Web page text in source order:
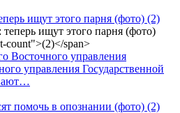
ищут этого парня (фото) (2)
Восточного управления
управления Государственной
помочь в опознании (фото) (2)